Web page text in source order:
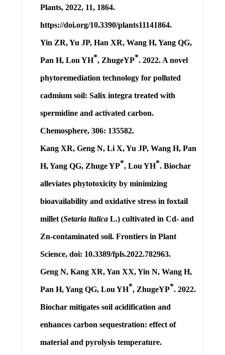
Plants, 2022, 11, 1864.
https://doi.org/10.3390/plants11141864.
Yin ZR, Yu JP, Han XR, Wang H, Yang QG,
Pan H,Lou YH*, ZhugeYP*. 2022. A novel
phytoremediation technology for polluted
cadmium soil: Salix integra treated with
spermidine and activated carbon.
Chemosphere, 306: 135582.
Kang XR, Geng N, Li X, Yu JP, Wang H, Pan
H, Yang QG, Zhuge YP*, Lou YH*. Biochar
alleviates phytotoxicity by minimizing
bioavailability and oxidative stress in foxtail
millet (Setaria italicaL.) cultivated in Cd- and
Zn-contaminated soil. Frontiers in Plant
Science, doi: 10.3389/fpls.2022.782963.
Geng N, Kang XR, Yan XX, Yin N, Wang H,
Pan H, Yang QG, Lou YH*, ZhugeYP*. 2022.
Biochar mitigates soil acidification and
enhances carbon sequestration: effect of
material and pyrolysis temperature.